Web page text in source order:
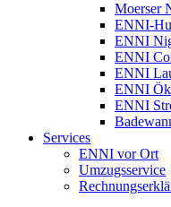
Moerser
ENNI-
ENNI
ENNI
ENNI
ENNI
ENNI
Services
ENNI vor Ort
Umzugsservice